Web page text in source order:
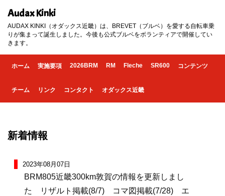
Audax Kinki
AUDAX KINKI（オダックス近畿）は、BREVET（ブルベ）を愛する自転車乗
りが集まって誕生しました。今後も公式ブルベをボランティアで開催してい
きます。
ホーム 実施要項 2026BRM RM Fleche SR600 コンテンツ
チーム リンク コンタクト オダックス近畿
新着情報
2023年08月07日
BRM805近畿300km敦賀の情報を更新しまし
た リザルト掲載(8/7) コマ図掲載(7/28) エ